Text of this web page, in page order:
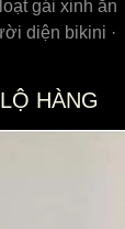
gái xinh ăn
diện bikini ·
HÀNG